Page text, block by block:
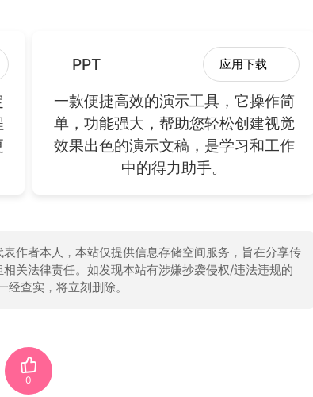
PPT 应用下载
一款便捷高效的演示工具，它操作简
单，功能强大，帮助您轻松创建视觉
效果出色的演示文稿，是学习和工作
中的得力助手。
作者本人，本站仅提供信息存储空间服务，旨在分享传
关法律责任。如发现本站有涉嫌抄袭侵权/违法违规的
查实，将立刻删除。
0